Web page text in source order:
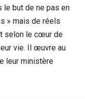
le but de ne pas en
» mais de réels
selon le cœur de
vie. Il œuvre au
leur ministère